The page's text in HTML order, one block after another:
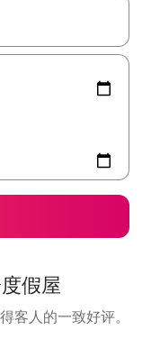
或通过点击或滑动手势
假屋
客人的一致好评。